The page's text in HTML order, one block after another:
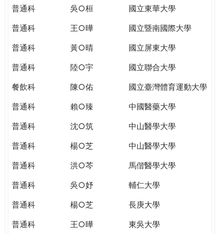
TOMORROW
YOU
THE
PATH
GLOBAL
普通科
吳○桓
國立東華大學
普通科
王○曄
國立暨南國際大學
普通科
黃○晴
國立屏東大學
普通科
陸○宇
國立聯合大學
餐飲科
陳○佑
國立臺灣體育運動大學
普通科
賴○臻
中國醫藥大學
普通科
沈○筑
中山醫學大學
普通科
楊○芝
中山醫學大學
普通科
洪○芩
馬偕醫學大學
普通科
吳○妤
輔仁大學
普通科
楊○芝
長庚大學
普通科
王○曄
東吳大學